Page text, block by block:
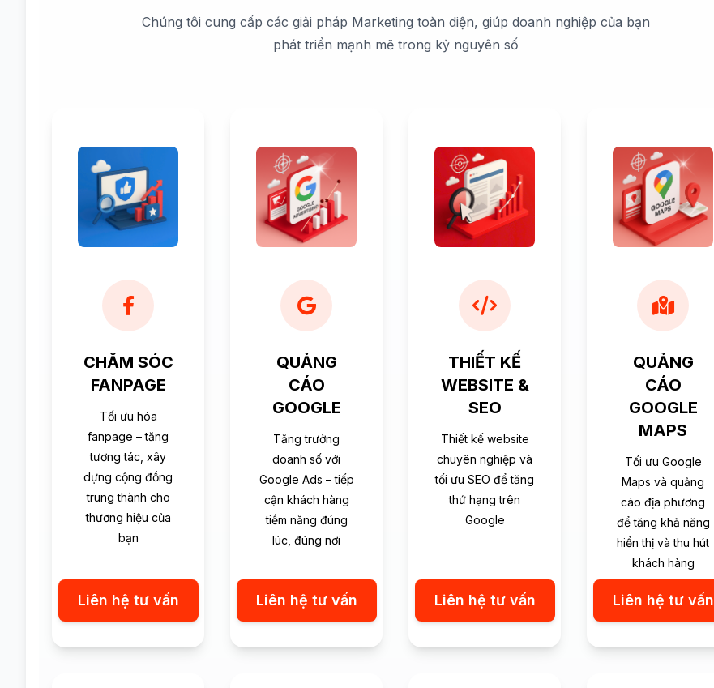
Chúng tôi cung cấp các giải pháp Marketing toàn diện, giúp doanh nghiệp của bạn
phát triển mạnh mẽ trong kỷ nguyên số
CHĂM SÓC
FANPAGE
Tối ưu hóa
fanpage – tăng
tương tác, xây
dựng cộng đồng
trung thành cho
thương hiệu của
bạn
Liên hệ tư vấn
QUẢNG
CÁO
GOOGLE
Tăng trưởng
doanh số với
Google Ads – tiếp
cận khách hàng
tiềm năng đúng
lúc, đúng nơi
Liên hệ tư vấn
THIẾT KẾ
WEBSITE &
SEO
Thiết kế website
chuyên nghiệp và
tối ưu SEO để tăng
thứ hạng trên
Google
Liên hệ tư vấn
QUẢNG
CÁO
GOOGLE
MAPS
Tối ưu Google
Maps và quảng
cáo địa phương
để tăng khả năng
hiển thị và thu hút
khách hàng
Liên hệ tư vấn